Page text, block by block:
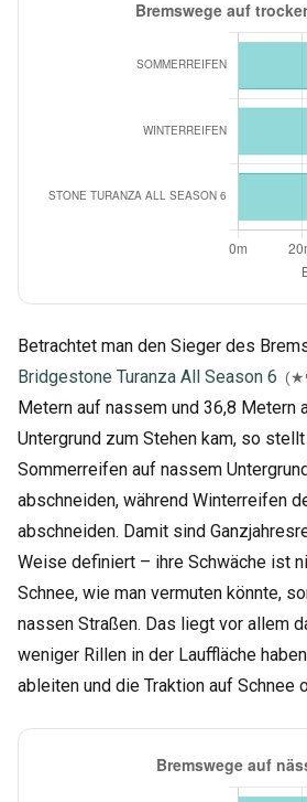
Betrachtet man den Sieger des
Bridgestone Turanza All Season 6
Metern auf nassem und 36,8 Metern
Untergrund zum Stehen kam, so
Sommerreifen auf nassem
abschneiden, während Winterreifen
abschneiden. Damit sind
Weise definiert – ihre Schwäche ist
Schnee, wie man vermuten könnte,
nassen Straßen. Das liegt vor allem
weniger Rillen in der Lauffläche
ableiten und die Traktion auf Schnee